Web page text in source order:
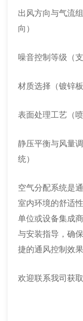
出风方向与气流
向）
噪音控制等级（
材质选择（镀锌
表面处理工艺（
静压平衡与风量
统）
空气分配系统是
室内环境的舒适
单位或设备集成
与安装指导，确
捷的通风控制效果
欢迎联系我司获